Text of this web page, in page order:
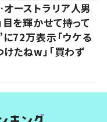
ーストラリア人男
目を輝かせて持って
72万表示「ウケる
たねw」「買わず